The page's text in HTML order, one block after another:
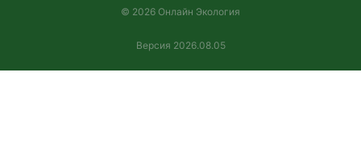
© 2026 Онлайн Экология
Версия 2026.08.05